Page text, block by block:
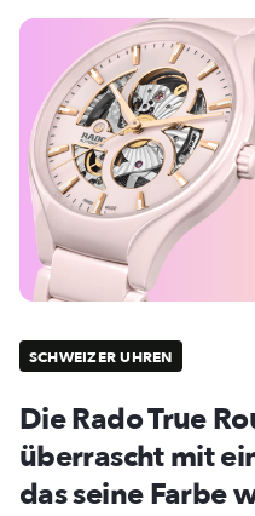
SCHWEIZER UHREN
Die Rado True
überrascht mit
das seine Farbe